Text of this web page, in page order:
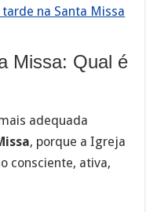
na Santa Missa
Missa: Qual é
adequada
, porque a Igreja
consciente, ativa,